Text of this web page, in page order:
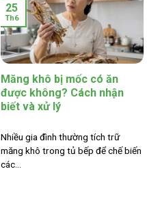
Măng khô bị mốc có ăn
được không? Cách nhận
biết và xử lý
Nhiều gia đình thường tích trữ
măng khô trong tủ bếp để chế biến
các...
25
Th6